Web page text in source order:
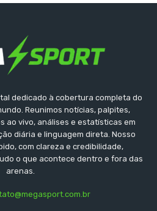
dedicado à cobertura completa do
Reunimos notícias, palpites,
ao vivo, análises e estatísticas em
diária e linguagem direta. Nosso
com clareza e credibilidade,
o que acontece dentro e fora das
arenas.